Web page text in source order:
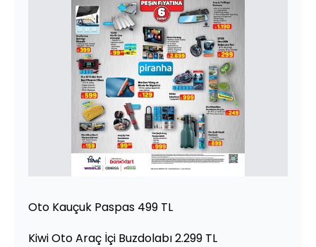
Oto Kauçuk Paspas 499 TL
Kiwi Oto Araç İçi Buzdolabı 2.299 TL